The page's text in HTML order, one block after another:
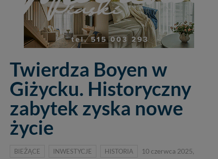
Twierdza Boyen w
Giżycku. Historyczny
zabytek zyska nowe
życie
BIEŻĄCE INWESTYCJE HISTORIA
10 czerwca 2025,